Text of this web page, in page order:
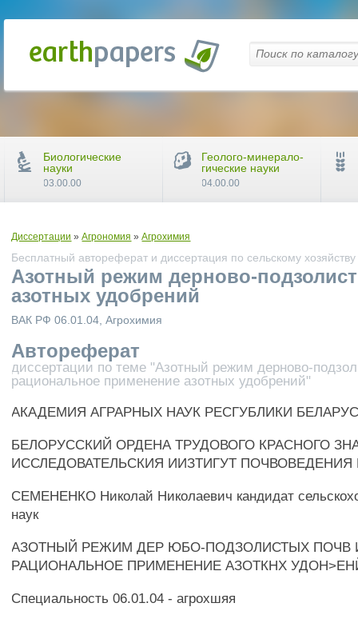
Диссертации »Агрономия »Агрохимия
Бесплатный автореферат и диссертация по сельскому
Азотный режим дерново-
азотных удобрений
ВАК РФ 06.01.04, Агрохимия
Автореферат
диссертации по теме "Азотный режим дерново-
рациональное применение азотных удобрений"
АКАДЕМИЯ АГРАРНЫХ НАУК РЕСГУБЛИКИ
БЕЛОРУССКИЙ ОРДЕНА ТРУДОВОГО КРАСНОГО
ИССЛЕДОВАТЕЛЬСКИЯ ИИЗТИГУТ ПОЧВОВЕДЕНИЯ
СЕМЕНЕНКО Николай Николаевич кандидат
наук
АЗОТНЫЙ РЕЖИМ ДЕР ЮБО-ПОДЗОЛИСТЫХ ПОЧВ
РАЦИОНАЛЬНОЕ ПРИМЕНЕНИЕ АЗОТКНХ
Специальность 06.01.04 - агрохшяя
Биологические
науки
03.00.00
Геолого-минерало-
гические науки
04.00.00